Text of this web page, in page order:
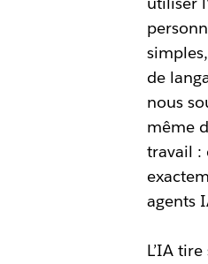
de
nous
même
travail :
agents
L’IA